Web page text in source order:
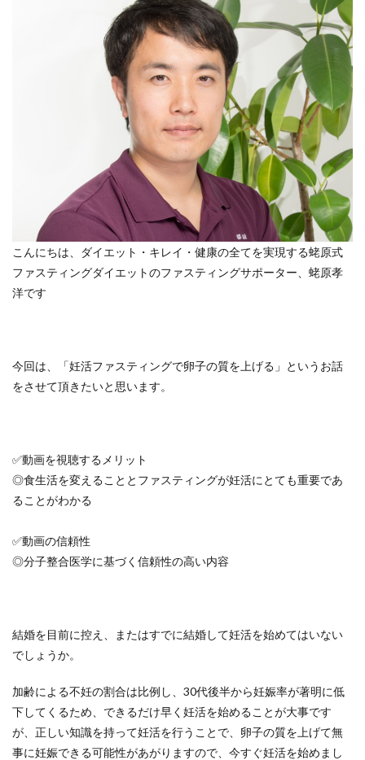
こんにちは、ダイエット・キレイ・健康の全てを実現する蛯原式
ファスティングダイエットのファスティングサポーター、蛯原孝
洋です
今回は、「妊活ファスティングで卵子の質を上げる」というお話
をさせて頂きたいと思います。
✅動画を視聴するメリット
◎食生活を変えることとファスティングが妊活にとても重要であ
ることがわかる
✅動画の信頼性
◎分子整合医学に基づく信頼性の高い内容
結婚を目前に控え、またはすでに結婚して妊活を始めてはいない
でしょうか。
加齢による不妊の割合は比例し、30代後半から妊娠率が著明に低
下してくるため、できるだけ早く妊活を始めることが大事です
が、正しい知識を持って妊活を行うことで、卵子の質を上げて無
事に妊娠できる可能性があがりますので、今すぐ妊活を始めまし